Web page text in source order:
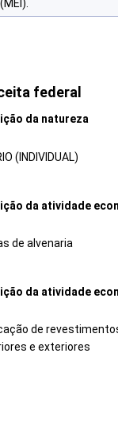
federal
da natureza
(INDIVIDUAL)
da atividade
de alvenaria
da atividade
de
e exteriores